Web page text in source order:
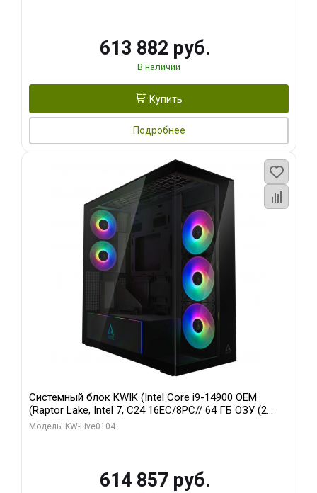
613 882 руб.
В наличии
Купить
Подробнее
Системный блок KWIK (Intel Core i9-14900 OEM
(Raptor Lake, Intel 7, C24 16EC/8PC// 64 ГБ ОЗУ (2
модуля)/ Afox RTX4090 24GB GDDR6X 384-Bit 3xDP
Модель: KW-Live0104
614 857 руб.